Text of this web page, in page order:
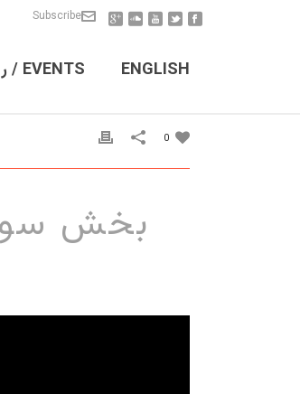
Subscribe
EVENTS / رویدادها ENGLISH
0
بخش